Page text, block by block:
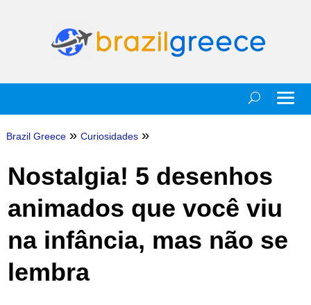
Brazil Greece » Curiosidades »
Nostalgia! 5 desenhos
animados que você viu
na infância, mas não se
lembra